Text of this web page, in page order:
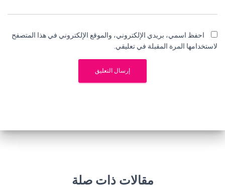
احفظ اسمي، بريدي الإلكتروني، والموقع الإلكتروني في هذا المتصفح
لاستخدامها المرة المقبلة في تعليقي.
مقالات ذات صلة